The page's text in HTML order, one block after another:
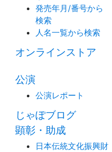
発売年月/番号から
検索
人名一覧から検索
オンラインストア
公演
公演レポート
じゃぽブログ
顕彰・助成
日本伝統文化振興財